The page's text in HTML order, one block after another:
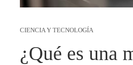
CIENCIA Y TECNOLOGÍA
¿Qué es una